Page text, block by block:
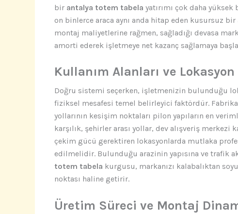
bir antalya totem tabela yatırımı çok daha
on binlerce araca aynı anda hitap eden kusursuz bir
montaj maliyetlerine rağmen, sağladığı devasa
amorti ederek işletmeye net kazanç sağlamaya
Kullanım Alanları ve
Doğru sistemi seçerken, işletmenizin bulunduğu
fiziksel mesafesi temel belirleyici faktördür.
yollarının kesişim noktaları pilon yapıların en
karşılık, şehirler arası yollar, dev alışveriş merkezi
çekim gücü gerektiren lokasyonlarda mutlaka
edilmelidir. Bulunduğu arazinin yapısına ve trafik
totem tabela kurgusu, markanızı kalabalıktan
noktası haline getirir.
Üretim Süreci ve Montaj